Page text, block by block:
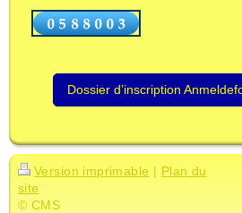
Dossier d’inscription
Version imprimable | Plan du
site
© CMS